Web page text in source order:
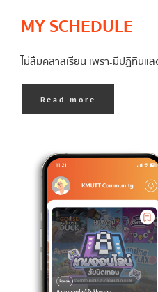
MY SCHEDULE
ไม่ลืมคลาสเรียน เพราะมีปฏิทินแ
Read more